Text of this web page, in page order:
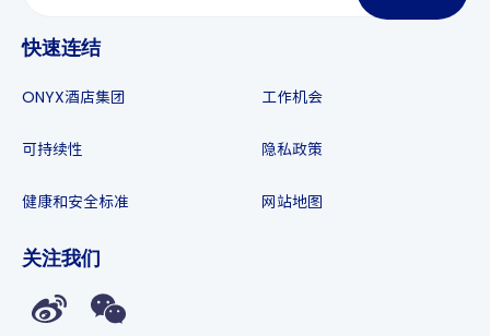
快速连结
ONYX酒店集团
可持续性
健康和安全标准
工作机会
隐私政策
网站地图
关注我们